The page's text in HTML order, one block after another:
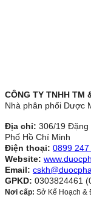
CÔNG TY TNHH TM
Nhà phân phối Dược
Địa chỉ: 306/19 Đặng
Phố Hồ Chí Minh
Điện thoại: 0899 247
Website:
Email:
GPKD: 0303824461
Nơi cấp: Sở Kế Hoạch &